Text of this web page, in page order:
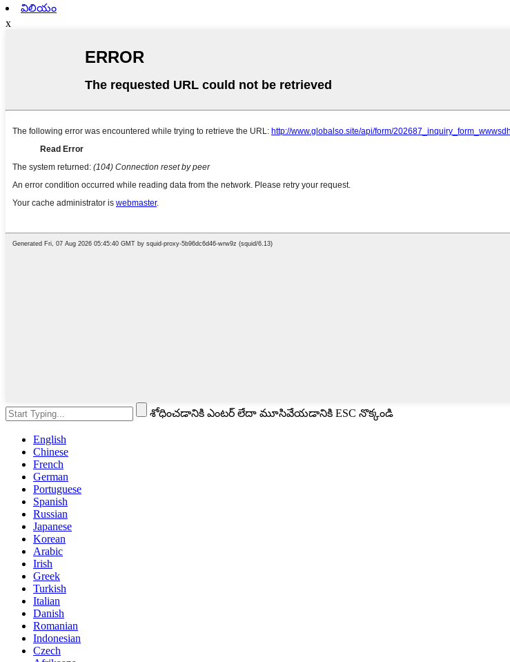
విలియం
x
శోధించడానికి ఎంటర్ లేదా మూసివేయడానికి ESC నొక్కండి
English
Chinese
French
German
Portuguese
Spanish
Russian
Japanese
Korean
Arabic
Irish
Greek
Turkish
Italian
Danish
Romanian
Indonesian
Czech